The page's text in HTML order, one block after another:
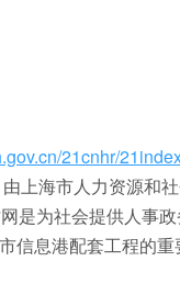
21cnhr/
上海市人力资源和
是为社会提供人事
信息港配套工程的重